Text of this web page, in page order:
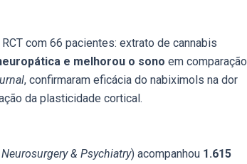
com 66 pacientes: extrato de cannabis
e melhorou o sono em comparação
, confirmaram eficácia do nabiximols na dor
da plasticidade cortical.
& Psychiatry) acompanhou 1.615